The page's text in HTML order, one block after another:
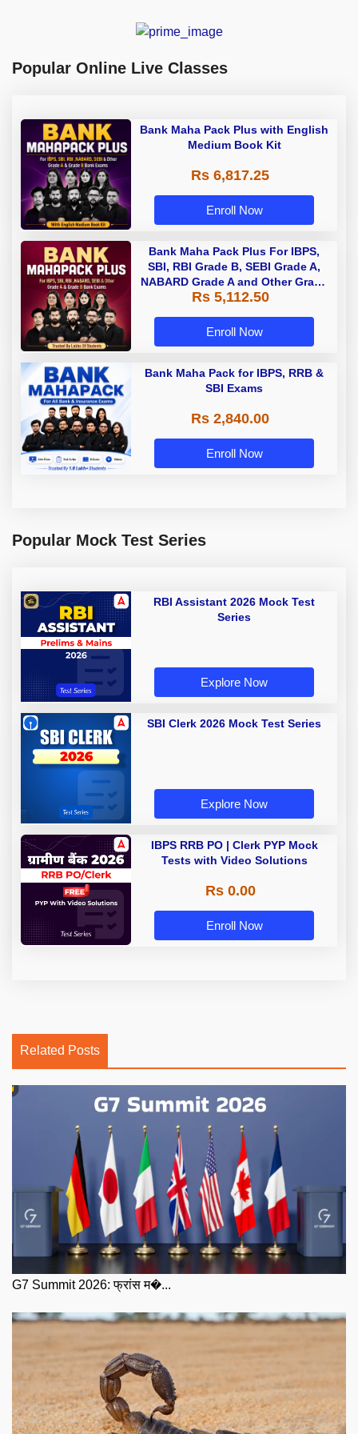
Popular Online Live Classes
Bank Maha Pack Plus with English
Medium Book Kit
Rs 6,817.25
Enroll Now
Bank Maha Pack Plus For IBPS,
SBI, RBI Grade B, SEBI Grade A,
NABARD Grade A and Other Grade
A & Grade B Bank Exams
Rs 5,112.50
Enroll Now
Bank Maha Pack for IBPS, RRB &
SBI Exams
Rs 2,840.00
Enroll Now
Popular Mock Test Series
RBI Assistant 2026 Mock Test
Series
Explore Now
SBI Clerk 2026 Mock Test Series
Explore Now
IBPS RRB PO | Clerk PYP Mock
Tests with Video Solutions
Rs 0.00
Enroll Now
Related Posts
G7 Summit 2026: फ्रांस म�...